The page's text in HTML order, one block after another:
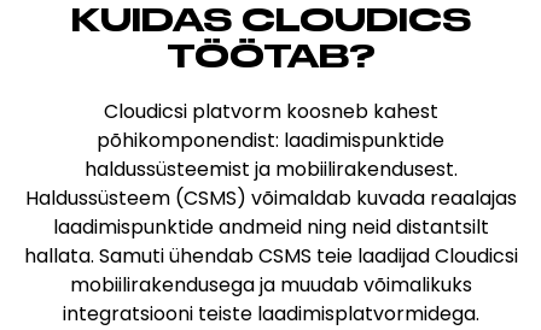
KUIDAS CLOUDICS
TÖÖTAB?
Cloudicsi platvorm koosneb kahest
põhikomponendist: laadimispunktide
haldussüsteemist ja mobiilirakendusest.
Haldussüsteem (CSMS) võimaldab kuvada reaalajas
laadimispunktide andmeid ning neid distantsilt
hallata. Samuti ühendab CSMS teie laadijad Cloudicsi
mobiilirakendusega ja muudab võimalikuks
integratsiooni teiste laadimisplatvormidega.